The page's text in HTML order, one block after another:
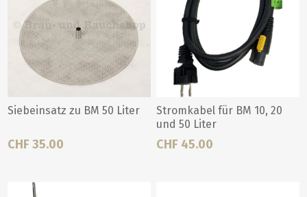
Siebeinsatz zu BM 50 Liter
CHF 35.00
Stromkabel für BM 10, 20
und 50 Liter
CHF 45.00